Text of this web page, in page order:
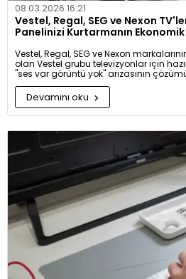
08.03.2026 16:21
Vestel, Regal, SEG ve Nexon
Panelinizi Kurtarmanın Ekonomik
Vestel, Regal, SEG ve Nexon
olan Vestel grubu televizyonlar için
"ses var görüntü yok" arızasının
LED bar avantajlarını ve "frameless"
montajının püf noktalarını
atmak yerine, profesyonel dokunuşlarla
döndürebileceğinizi keşfedin!
Devamını oku